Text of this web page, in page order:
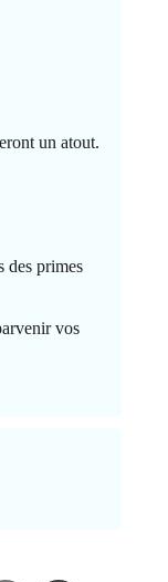
un atout.
des primes
vos